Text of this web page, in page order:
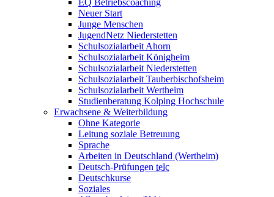
EQ Betriebscoaching
Neuer Start
Junge Menschen
JugendNetz Niederstetten
Schulsozialarbeit Ahorn
Schulsozialarbeit Königheim
Schulsozialarbeit Niederstetten
Schulsozialarbeit Tauberbischofsheim
Schulsozialarbeit Wertheim
Studienberatung Kolping Hochschule
Erwachsene & Weiterbildung
Ohne Kategorie
Leitung soziale Betreuung
Sprache
Arbeiten in Deutschland (Wertheim)
Deutsch-Prüfungen telc
Deutschkurse
Soziales